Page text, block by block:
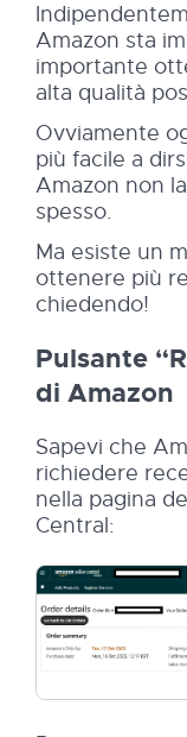
Amazon sta
importante
alta qualità
Ovviamente
più facile a
Amazon non
spesso.
Ma esiste un
ottenere più
chiedendo!
Pulsante
di Amazon
Sapevi che
richiedere
nella pagina
Central: